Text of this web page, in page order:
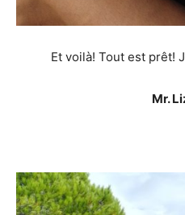
Et voilà! Tout est prêt!
Mr.